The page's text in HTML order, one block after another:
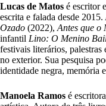
Lucas de Matos é escritor
escrita e falada desde
Ozado (2022), Antes que o
infantil Lino: O Menino
festivais literários,
no exterior. Sua pesquisa
identidade negra, memória
Manoela Ramos é